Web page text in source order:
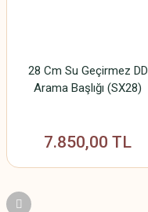
28 Cm Su Geçirmez DD
Arama Başlığı (SX28)
7.850,00 TL